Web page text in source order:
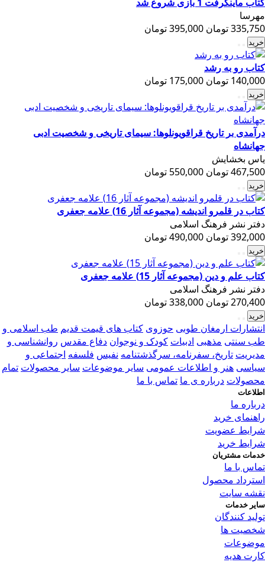
مهرسا
335,750 تومان
395,000 تومان
خرید
کتاب رو به رشد
140,000 تومان
175,000 تومان
خرید
درآمدی بر تاریخ قراقویونلوها: سیمای تاریخی و شخصیت ادبی
جهانشاه
یاس بخشایش
467,500 تومان
550,000 تومان
خرید
کتاب در قلمرو اندیشه (مجموعه آثار 16) علامه جعفری
دفتر نشر فرهنگ اسلامی
392,000 تومان
490,000 تومان
خرید
کتاب علم و دین (مجموعه آثار 15) علامه جعفری
دفتر نشر فرهنگ اسلامی
270,400 تومان
338,000 تومان
خرید
انتشارات ارمغان طوبی حوزوی کتاب های قیمت قدیم طب اسلامی و
طب سنتی مذهبی ادبیات کودک و نوجوان دفاع مقدس روانشناسی و
مدیریت تاریخ، سفرنامه، سرگذشتنامه نفیس فلسفه اجتماعی و
سیاسی هنر و اطلاعات عمومی سایر موضوعات سایر محصولات تمام
محصولات درباره ی ما تماس با ما
اطلاعات
درباره ما
راهنمای خرید
شرایط عضویت
شرایط خرید
خدمات مشتریان
تماس با ما
استرداد محصول
نقشه سایت
سایر خدمات
تولید کنندگان
شخصیت ها
موضوعات
کارت هدیه